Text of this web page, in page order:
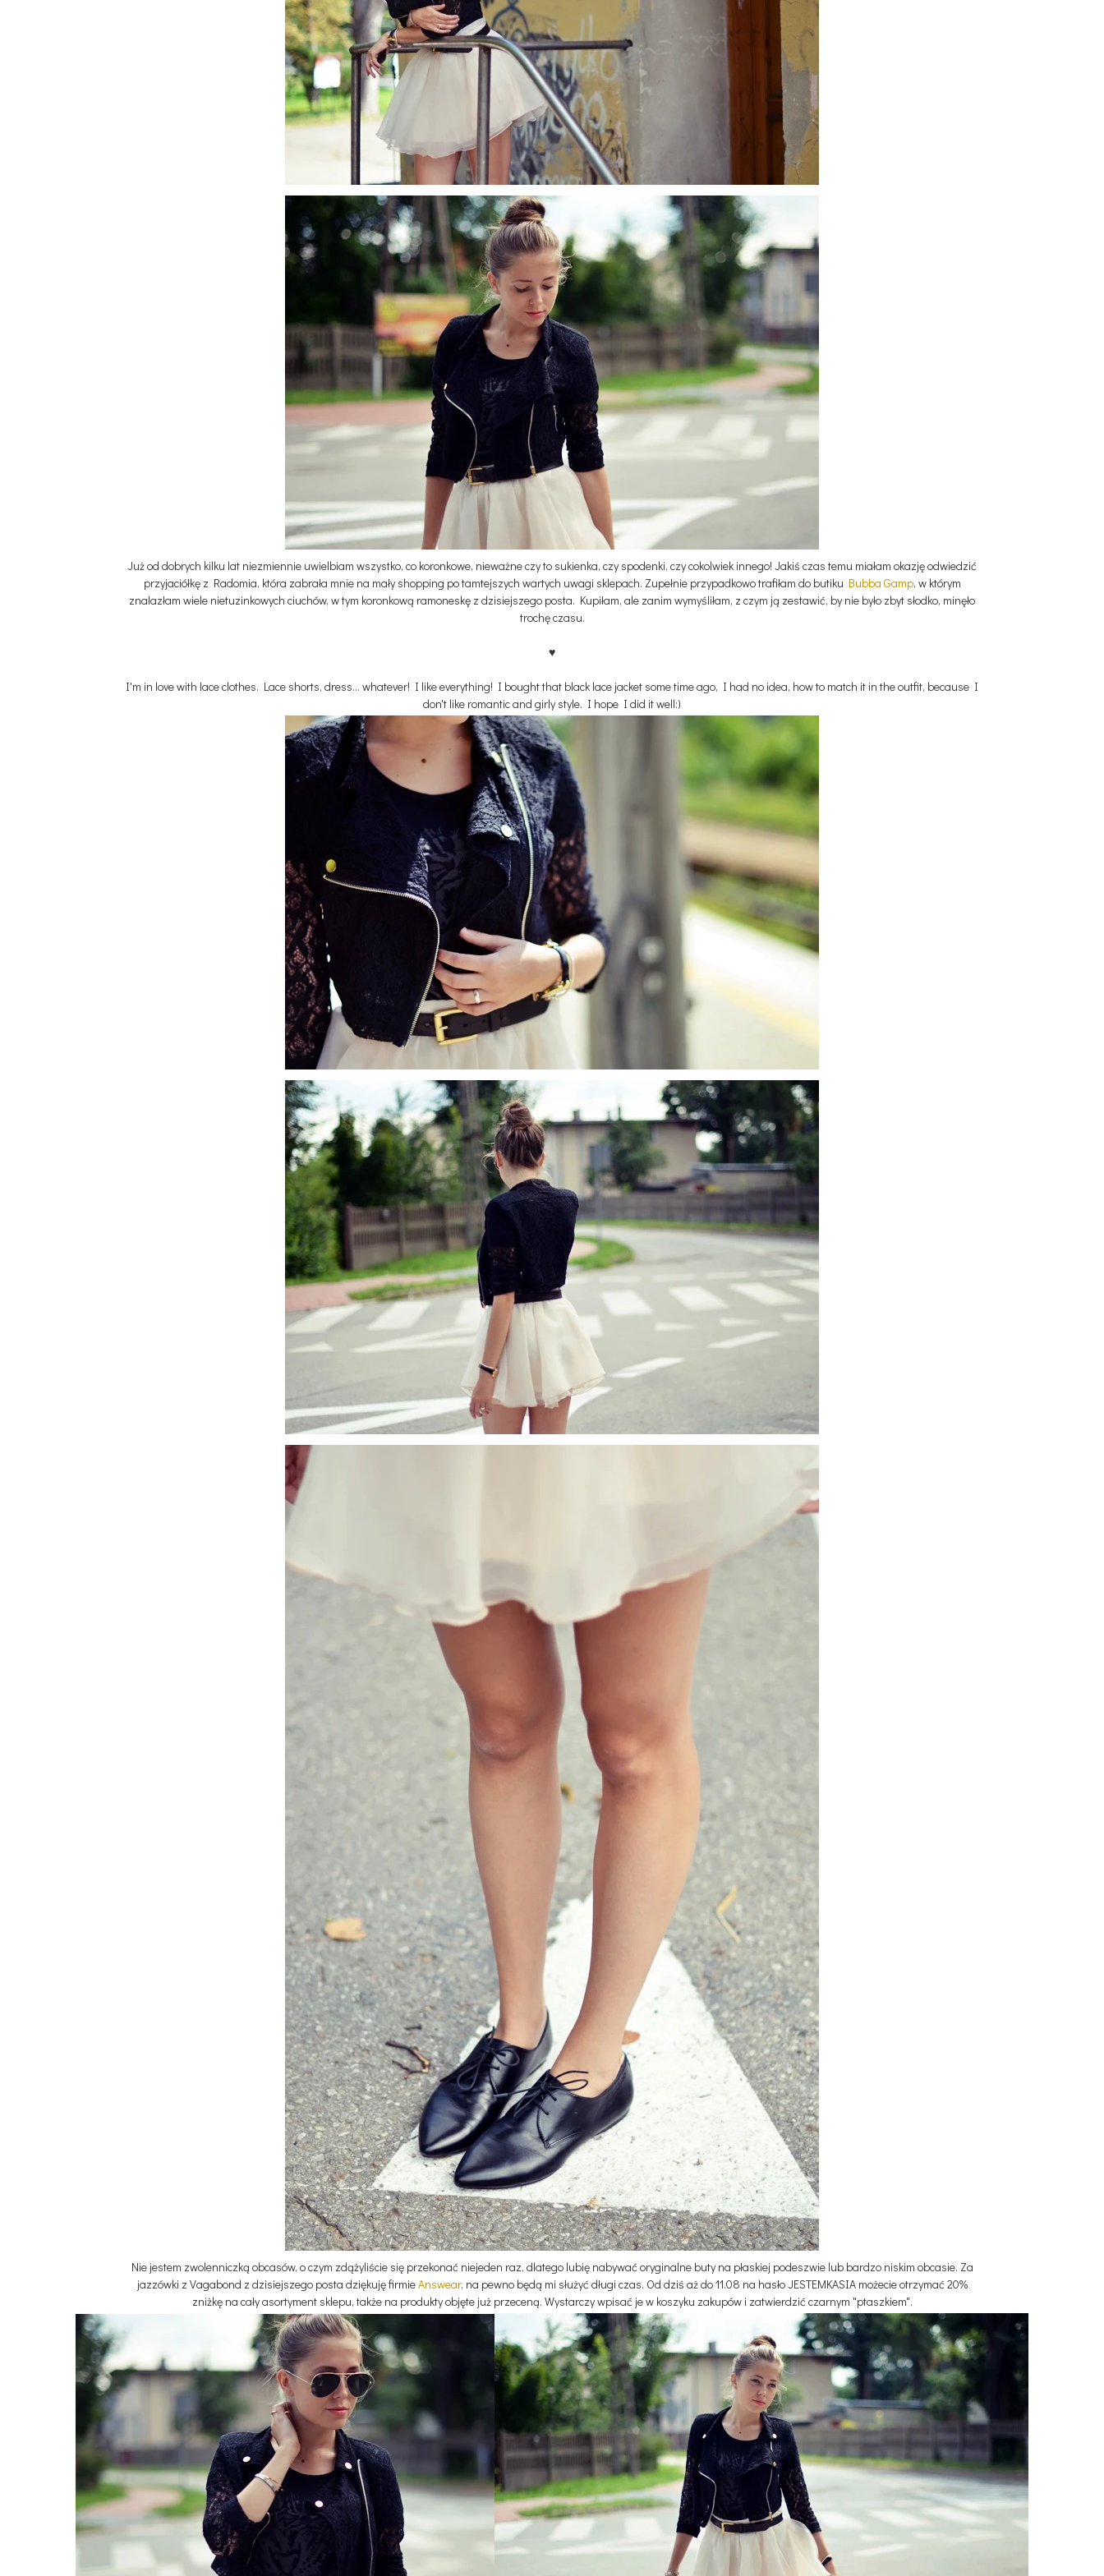
Już od dobrych kilku lat niezmiennie uwielbiam wszystko, co koronkowe, nieważne czy to sukienka, czy spodenki, czy cokolwiek innego! Jakiś czas temu miałam okazję odwiedzić
przyjaciółkę z Radomia, która zabrała mnie na mały shopping po tamtejszych wartych uwagi sklepach. Zupełnie przypadkowo trafiłam do butiku Bubba Gamp, w którym
znalazłam wiele nietuzinkowych ciuchów, w tym koronkową ramoneskę z dzisiejszego posta. Kupiłam, ale zanim wymyśliłam, z czym ją zestawić, by nie było zbyt słodko, minęło
trochę czasu.
♥
I'm in love with lace clothes. Lace shorts, dress... whatever! I like everything! I bought that black lace jacket some time ago, I had no idea, how to match it in the outfit, because I
don't like romantic and girly style. I hope I did it well:)
Nie jestem zwolenniczką obcasów, o czym zdążyliście się przekonać niejeden raz, dlatego lubię nabywać oryginalne buty na płaskiej podeszwie lub bardzo niskim obcasie. Za
jazzówki z Vagabond z dzisiejszego posta dziękuję firmieAnswear, na pewno będą mi służyć długi czas. Od dziś aż do 11.08 na hasło JESTEMKASIA możecie otrzymać 20%
zniżkę na cały asortyment sklepu, także na produkty objęte już przeceną. Wystarczy wpisać je w koszyku zakupów i zatwierdzić czarnym "ptaszkiem".